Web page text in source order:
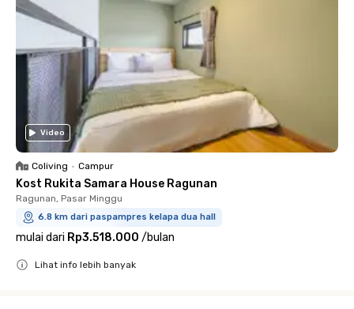
Video
Coliving • Campur
Kost Rukita Samara House Ragunan
Ragunan, Pasar Minggu
6.8 km dari paspampres kelapa dua hall
mulai dari Rp3.518.000 /bulan
Lihat info lebih banyak